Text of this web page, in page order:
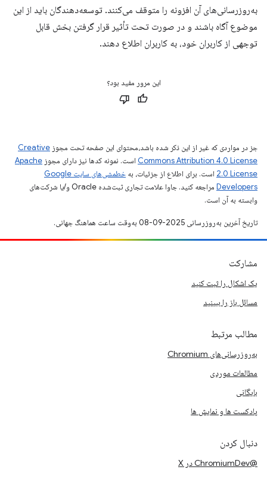
به‌روزرسانی‌های آن افزونه را متوقف می‌کنند. توسعه‌دهندگان باید از این
موضوع آگاه باشند و در صورت تحت تأثیر قرار گرفتن بخش قابل
توجهی از کاربران خود، به کاربران اطلاع دهند.
این مرور مفید بود؟
جز در مواردی که غیر از این ذکر شده باشد،‌محتوای این صفحه تحت مجوز Creative
Commons Attribution 4.0 License است. نمونه کدها نیز دارای مجوز Apache
2.0 License است. برای اطلاع از جزئیات، به
خطمشی‌های سایت Google
Developers‏
مراجعه کنید. جاوا علامت تجاری ثبت‌شده Oracle و/یا شرکت‌های
وابسته به آن است.
تاریخ آخرین به‌روزرسانی 2025-09-08 به‌وقت ساعت هماهنگ جهانی.
مشارکت
یک اشکال را ثبت کنید
مسائل باز را ببینید
مطالب مرتبط
به‌روزرسانی‌های Chromium
مطالعات موردی
بایگانی
پادکست ها و نمایش ها
دنبال کردن
@ChromiumDev در X